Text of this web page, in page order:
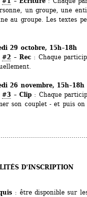
un groupe, une
au groupe. Les textes
29 octobre, 15h–18h
#2 – Rec: Chaque
26 novembre, 15h–18h
#3 – Clip: Chaque
son couplet - et puis on
D'INSCRIPTION
: être disponible sur